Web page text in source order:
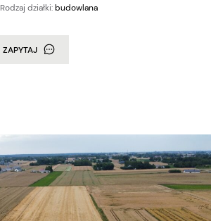
Rodzaj działki:budowlana
ZAPYTAJ